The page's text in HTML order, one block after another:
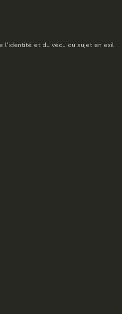
l’identité et du vécu du sujet en exil